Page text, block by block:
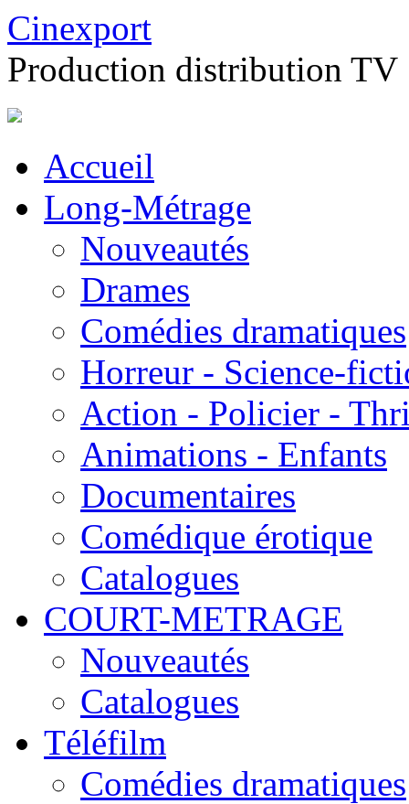
Cinexport
Production distribution TV
Accueil
Long-Métrage
Nouveautés
Drames
Comédies dramatiques
Horreur - Science-
Action - Policier -
Animations - Enfants
Documentaires
Comédique érotique
Catalogues
COURT-METRAGE
Nouveautés
Catalogues
Téléfilm
Comédies dramatiques